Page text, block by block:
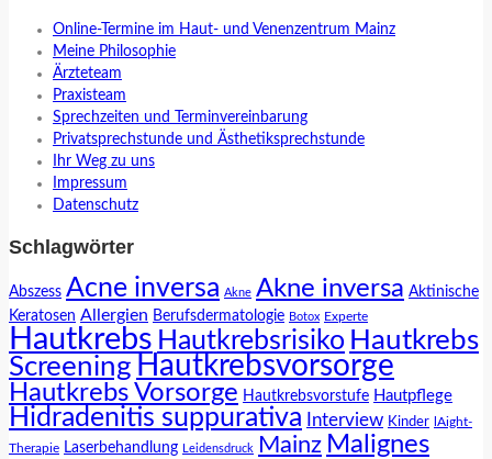
Online-Termine im Haut- und Venenzentrum Mainz
Meine Philosophie
Ärzteteam
Praxisteam
Sprechzeiten und Terminvereinbarung
Privatsprechstunde und Ästhetiksprechstunde
Ihr Weg zu uns
Impressum
Datenschutz
Schlagwörter
Abszess Acne inversa Akne Akne inversa Aktinische
Keratosen Allergien Berufsdermatologie Botox Experte
Hautkrebs Hautkrebsrisiko Hautkrebs
Screening Hautkrebsvorsorge
Hautkrebs Vorsorge Hautkrebsvorstufe Hautpflege
Hidradenitis suppurativa Interview Kinder lAight-
Therapie Laserbehandlung Leidensdruck Mainz Malignes